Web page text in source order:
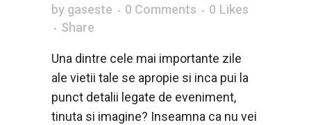
by gaseste 0 Comments 0 Likes
Share
Una dintre cele mai importante zile
ale vietii tale se apropie si inca pui la
punct detalii legate de eveniment,
tinuta si imagine? Inseamna ca nu vei